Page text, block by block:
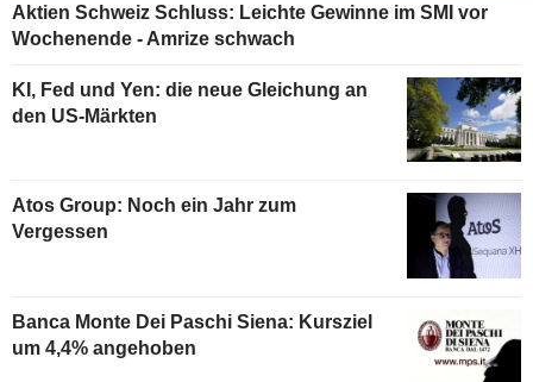
Aktien Schweiz Schluss: Leichte Gewinne im SMI vor
Wochenende - Amrize schwach
KI, Fed und Yen: die neue Gleichung an
den US-Märkten
Atos Group: Noch ein Jahr zum
Vergessen
Banca Monte Dei Paschi Siena: Kursziel
um 4,4% angehoben